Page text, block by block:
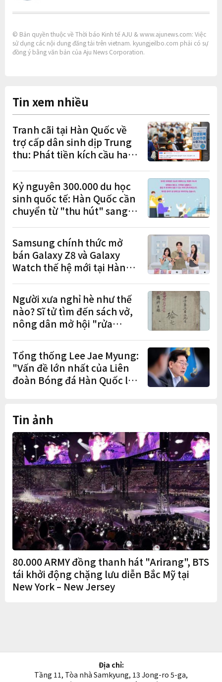
© Bản quyền thuộc về Thời báo Kinh tế AJU & www.ajunews.com: Việc
sử dụng các nội dung đăng tải trên vietnam. kyungjeilbo.com phải có sự
đồng ý bằng văn bản của Aju News Corporation.
Tin xem nhiều
Tranh cãi tại Hàn Quốc về
trợ cấp dân sinh dịp Trung
thu: Phát tiền kích cầu hay
Kỷ nguyên 300.000 du học
sinh quốc tế: Hàn Quốc cần
chuyển từ "thu hút" sang
Samsung chính thức mở
bán Galaxy Z8 và Galaxy
Watch thế hệ mới tại Hàn
đơn đặt trước
Người xưa nghỉ hè như thế
nào? Sĩ tử tìm đến sách vở,
nông dân mở hội "rửa
Tổng thống Lee Jae Myung:
"Vấn đề lớn nhất của Liên
đoàn Bóng đá Hàn Quốc là
Tin ảnh
80.000 ARMY đồng thanh hát "Arirang", BTS
tái khởi động chặng lưu diễn Bắc Mỹ tại
New York – New Jersey
Địa chỉ:
Tầng 11, Tòa nhà Samkyung, 13 Jong-ro 5-ga,